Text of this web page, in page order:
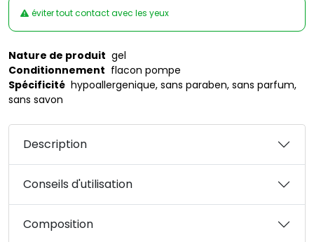
éviter tout contact avec les yeux
Nature de produit gel
Conditionnement flacon pompe
Spécificité hypoallergenique, sans paraben, sans parfum,
sans savon
Description
Conseils d'utilisation
Composition